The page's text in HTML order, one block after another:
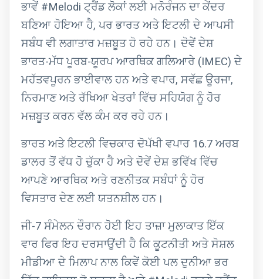
ਭਾਵੇਂ #Melodi ਟ੍ਰੈਂਡ ਲੋਕਾਂ ਲਈ ਮਨੋਰੰਜਨ ਦਾ ਕੇਂਦਰ
ਬਣਿਆ ਹੋਇਆ ਹੈ, ਪਰ ਭਾਰਤ ਅਤੇ ਇਟਲੀ ਦੇ ਆਪਸੀ
ਸਬੰਧ ਵੀ ਲਗਾਤਾਰ ਮਜ਼ਬੂਤ ਹੋ ਰਹੇ ਹਨ। ਦੋਵੇਂ ਦੇਸ਼
ਭਾਰਤ-ਮੱਧ ਪੂਰਬ-ਯੂਰਪ ਆਰਥਿਕ ਗਲਿਆਰੇ (IMEC) ਦੇ
ਮਹੱਤਵਪੂਰਨ ਭਾਈਵਾਲ ਹਨ ਅਤੇ ਵਪਾਰ, ਸਵੱਛ ਊਰਜਾ,
ਨਿਰਮਾਣ ਅਤੇ ਰੱਖਿਆ ਖੇਤਰਾਂ ਵਿੱਚ ਸਹਿਯੋਗ ਨੂੰ ਹੋਰ
ਮਜ਼ਬੂਤ ਕਰਨ ਵੱਲ ਕੰਮ ਕਰ ਰਹੇ ਹਨ।
ਭਾਰਤ ਅਤੇ ਇਟਲੀ ਵਿਚਕਾਰ ਦੋਪੱਖੀ ਵਪਾਰ 16.7 ਅਰਬ
ਡਾਲਰ ਤੋਂ ਵੱਧ ਹੋ ਚੁੱਕਾ ਹੈ ਅਤੇ ਦੋਵੇਂ ਦੇਸ਼ ਭਵਿੱਖ ਵਿੱਚ
ਆਪਣੇ ਆਰਥਿਕ ਅਤੇ ਰਣਨੀਤਕ ਸਬੰਧਾਂ ਨੂੰ ਹੋਰ
ਵਿਸਤਾਰ ਦੇਣ ਲਈ ਯਤਨਸ਼ੀਲ ਹਨ।
ਜੀ-7 ਸੰਮੇਲਨ ਦੌਰਾਨ ਹੋਈ ਇਹ ਤਾਜ਼ਾ ਮੁਲਾਕਾਤ ਇੱਕ
ਵਾਰ ਫਿਰ ਇਹ ਦਰਸਾਉਂਦੀ ਹੈ ਕਿ ਕੂਟਨੀਤੀ ਅਤੇ ਸੋਸ਼ਲ
ਮੀਡੀਆ ਦੇ ਮਿਲਾਪ ਨਾਲ ਕਿਵੇਂ ਕੋਈ ਪਲ ਦੁਨੀਆ ਭਰ